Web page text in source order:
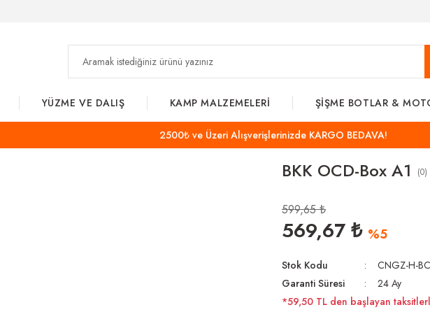
YÜZME VE DALIŞ KAMP MALZEMELERİ ŞİŞME BOTLAR &
2500₺ ve Üzeri Alışverişlerinizde KARGO BEDAVA!
BKK OCD-Box A1 (0)
599,65 ₺
569,67 ₺ %5
Stok Kodu
CNGZ-H-
Garanti Süresi
24 Ay
*59,50 TL den başlayan